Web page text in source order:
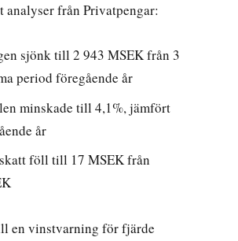
analyser från Privatpengar:
sjönk till 2 943 MSEK från 3
period föregående år
minskade till 4,1%, jämfört
år
föll till 17 MSEK från
en vinstvarning för fjärde